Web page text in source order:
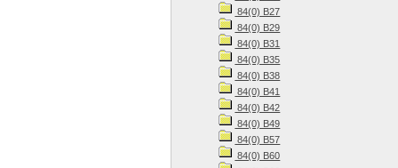
84(0) В27
84(0) В29
84(0) В31
84(0) В35
84(0) В38
84(0) В41
84(0) В42
84(0) В49
84(0) В57
84(0) В60